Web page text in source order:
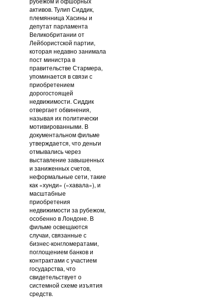
активов. Тулип Сиддик,
племянница Хасины и
депутат парламента
Великобритании от
Лейбористской партии,
которая недавно занимала
пост министра в
правительстве Стармера,
упоминается в связи с
приобретением
дорогостоящей
недвижимости. Сиддик
отвергает обвинения,
называя их политически
мотивированными. В
документальном фильме
утверждается, что деньги
отмывались через
выставление завышенных
и заниженных счетов,
неформальные сети, такие
как «хунди» («хавала»), и
масштабные
приобретения
недвижимости за рубежом,
особенно в Лондоне. В
фильме освещаются
случаи, связанные с
бизнес-конгломератами,
поглощением банков и
контрактами с участием
государства, что
свидетельствует о
системной схеме изъятия
средств.